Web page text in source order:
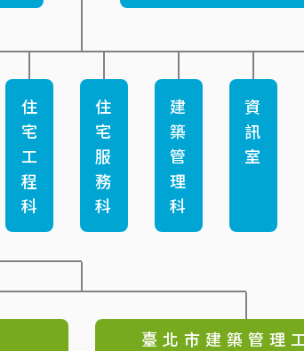
住
宅
工
程
科
住
宅
服
務
科
建
築
管
理
科
資
訊
室
臺 北 市 建 築 管 理